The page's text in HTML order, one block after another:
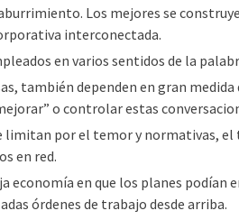
Los mejores se
interconectada.
en varios sentidos de la
también dependen en gran
o controlar estas
por el temor y normativas,
en red.
economía en que los planes
órdenes de trabajo desde arriba.